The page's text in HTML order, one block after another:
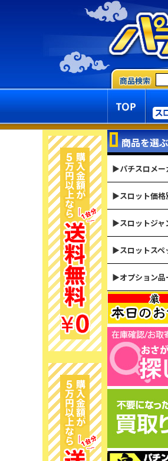
商品を選ぶ
▶パチスロメー
▶スロット価格
▶スロットジャ
▶スロットスペ
▶オプション品